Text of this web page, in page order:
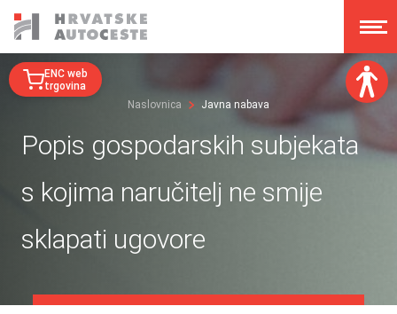
Veličina fonta:
A A A A
Disleksija:
Poništi izmjene
ENC web
trgovina
Naslovnica
Javna nabava
Popis gospodarskih subjekata
s kojima naručitelj ne smije
sklapati ugovore